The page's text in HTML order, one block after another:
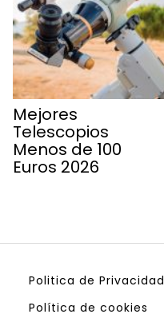
Mejores
Telescopios
Menos de 100
Euros 2026
Politica de Privacidad
Política de cookies